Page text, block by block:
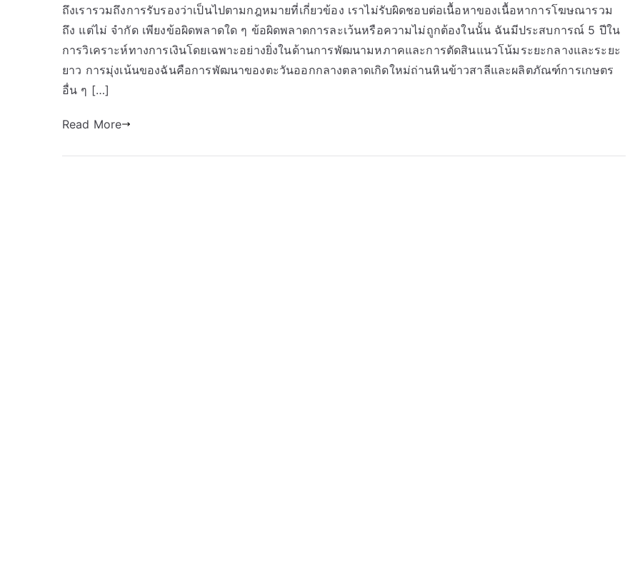
ถึงเรารวมถึงการรับรองว่าเป็นไปตามกฎหมายที่เกี่ยวข้อง เราไม่รับผิดชอบต่อเนื้อหาของเนื้อหาการโฆษณารวม
ถึง แต่ไม่ จำกัด เพียงข้อผิดพลาดใด ๆ ข้อผิดพลาดการละเว้นหรือความไม่ถูกต้องในนั้น ฉันมีประสบการณ์ 5 ปีใน
การวิเคราะห์ทางการเงินโดยเฉพาะอย่างยิ่งในด้านการพัฒนามหภาคและการตัดสินแนวโน้มระยะกลางและระยะ
ยาว การมุ่งเน้นของฉันคือการพัฒนาของตะวันออกกลางตลาดเกิดใหม่ถ่านหินข้าวสาลีและผลิตภัณฑ์การเกษตร
อื่น ๆ […]
Read More